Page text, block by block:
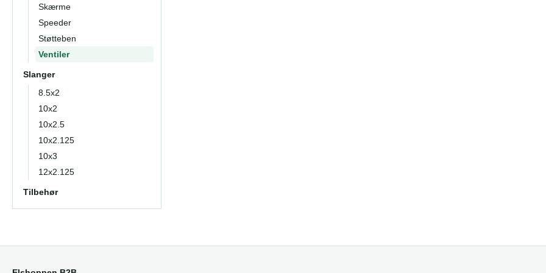
Skærme
Speeder
Støtteben
Ventiler
Slanger
8.5x2
10x2
10x2.5
10x2.125
10x3
12x2.125
Tilbehør